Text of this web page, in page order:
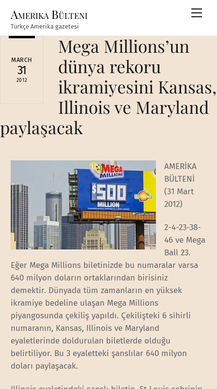
content
Amerika Bülteni
Türkçe Amerika gazetesi
MARCH
31
2012
Mega Millions’un
dünya rekoru
ikramiyesini Kansas,
Illinois ve Maryland
paylaşacak
AMERİKA
BÜLTENİ
(31 Mart
2012)
2-4-23-38-
46 ve Mega
Ball 23.
Eğer Mega Millions biletinizde bu numaralar varsa
640 milyon doların ortaklarından birisiniz
demektir. Dünyada tüm zamanların en yüksek
ikramiye bedeline ulaşan Mega Millions
piyangosunda çekiliş yapıldı. Çekilişteki 6 sihirli
numaranın, Kansas, Illinois ve Maryland
eyaletlerinde doldurulan biletlerde olduğu
belirtiliyor. Bu 3 eyaletteki şanslılar 640 milyon
doları paylaşacak.